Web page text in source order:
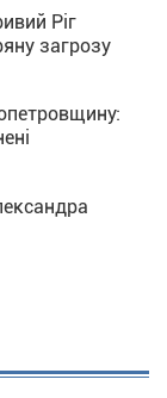
Ріг
загрозу